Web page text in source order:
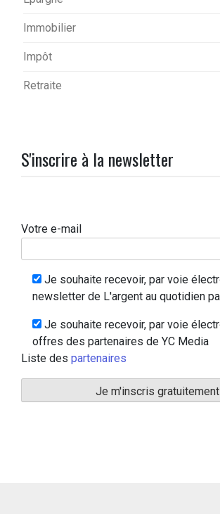
Immobilier
Impôt
Retraite
S'inscrire à la newsletter
Votre e-mail
Je souhaite recevoir, par voie
newsletter de L'argent au quotidien
Je souhaite recevoir, par voie
offres des partenaires de YC Media
Liste des partenaires